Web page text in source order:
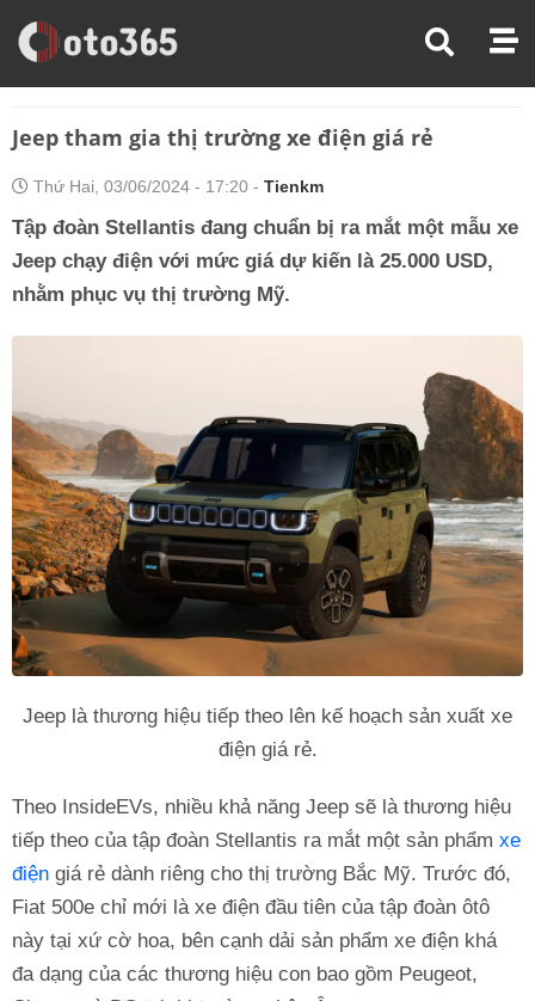
Trang Chủ
Xe Điện
Jeep tham gia thị trường xe điện giá rẻ
Thứ Hai, 03/06/2024 - 17:20 - Tienkm
Tập đoàn Stellantis đang chuẩn bị ra mắt một mẫu xe
Jeep chạy điện với mức giá dự kiến là 25.000 USD,
nhằm phục vụ thị trường Mỹ.
Jeep là thương hiệu tiếp theo lên kế hoạch sản xuất xe
điện giá rẻ.
Theo InsideEVs, nhiều khả năng Jeep sẽ là thương hiệu
tiếp theo của tập đoàn Stellantis ra mắt một sản phẩm xe
điện giá rẻ dành riêng cho thị trường Bắc Mỹ. Trước đó,
Fiat 500e chỉ mới là xe điện đầu tiên của tập đoàn ôtô
này tại xứ cờ hoa, bên cạnh dải sản phẩm xe điện khá
đa dạng của các thương hiệu con bao gồm Peugeot,